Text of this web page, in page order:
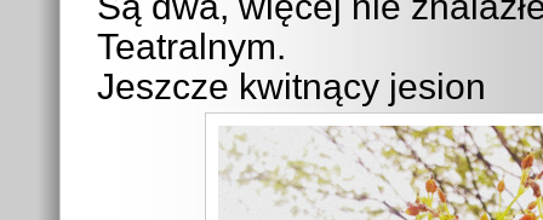
Teatralnym.
Jeszcze kwitnący jesion